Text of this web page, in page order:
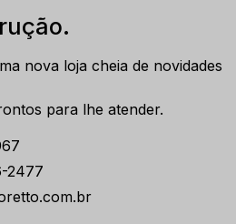
nova loja cheia de novidades
para lhe atender.
2477